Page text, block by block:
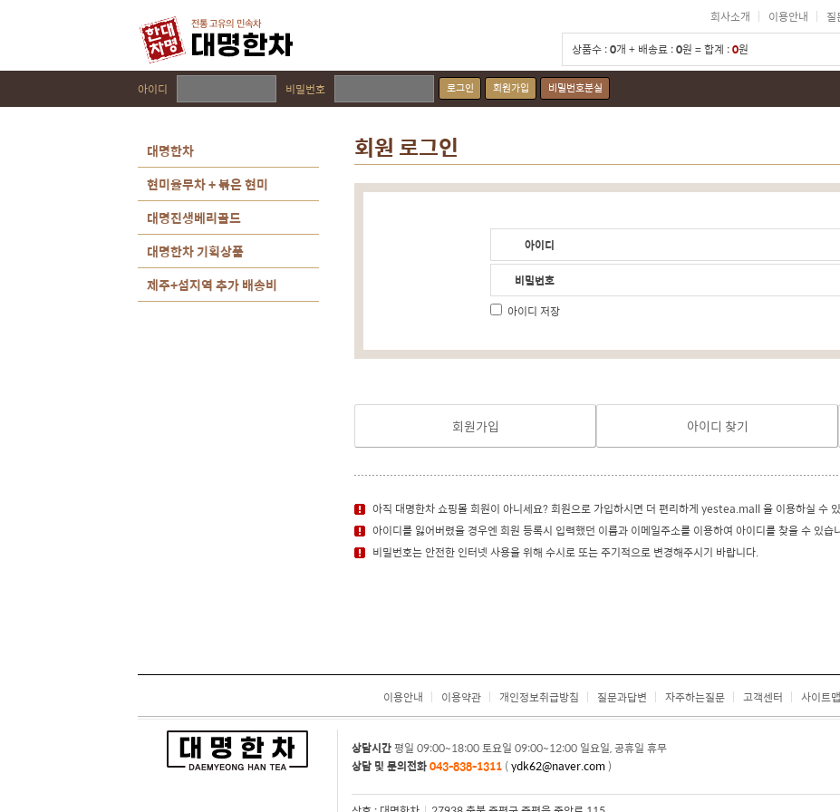
회사소개 이용안내 질
상품수 :0개 + 배송료 :0원 = 합계 :0원
아이디 비밀번호 로그인 회원가입 비밀번호분실
대명한차
현미율무차 + 볶은 현미
대명진생베리골드
대명한차 기획상품
제주+섬지역 추가 배송비
회원 로그인
아이디
비밀번호
아이디 저장
회원가입 아이디 찾기
아직 대명한차 쇼핑몰 회원이 아니세요? 회원으로 가입하시면 더 편리하게 yestea.mall 을 이용하실 수
아이디를 잃어버렸을 경우엔 회원 등록시 입력했던 이름과 이메일주소를 이용하여 아이디를 찾을 수 있습
비밀번호는 안전한 인터넷 사용을 위해 수시로 또는 주기적으로 변경해주시기 바랍니다.
이용안내 이용약관 개인정보취급방침 질문과답변 자주하는질문 고객센터 사이트맵
상담시간평일 09:00~18:00 토요일 09:00~12:00 일요일, 공휴일 휴무
상담 및 문의전화043-838-1311 (ydk62@naver.com )